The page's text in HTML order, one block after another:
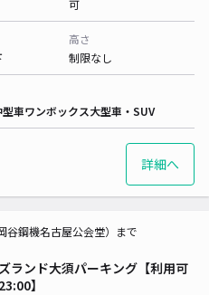
可
高さ
制限なし
型車ワンボックス大型車・SUV
詳細へ
ランド大須パーキング【利用可
】
谷鋼機名古屋公会堂）まで